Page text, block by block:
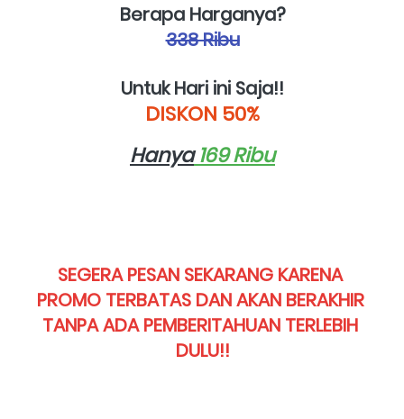
Berapa Harganya?
338 Ribu
Untuk Hari ini Saja!!
DISKON 50%
Hanya 169 Ribu
SEGERA PESAN SEKARANG KARENA
PROMO TERBATAS DAN AKAN BERAKHIR
TANPA ADA PEMBERITAHUAN TERLEBIH
DULU!!